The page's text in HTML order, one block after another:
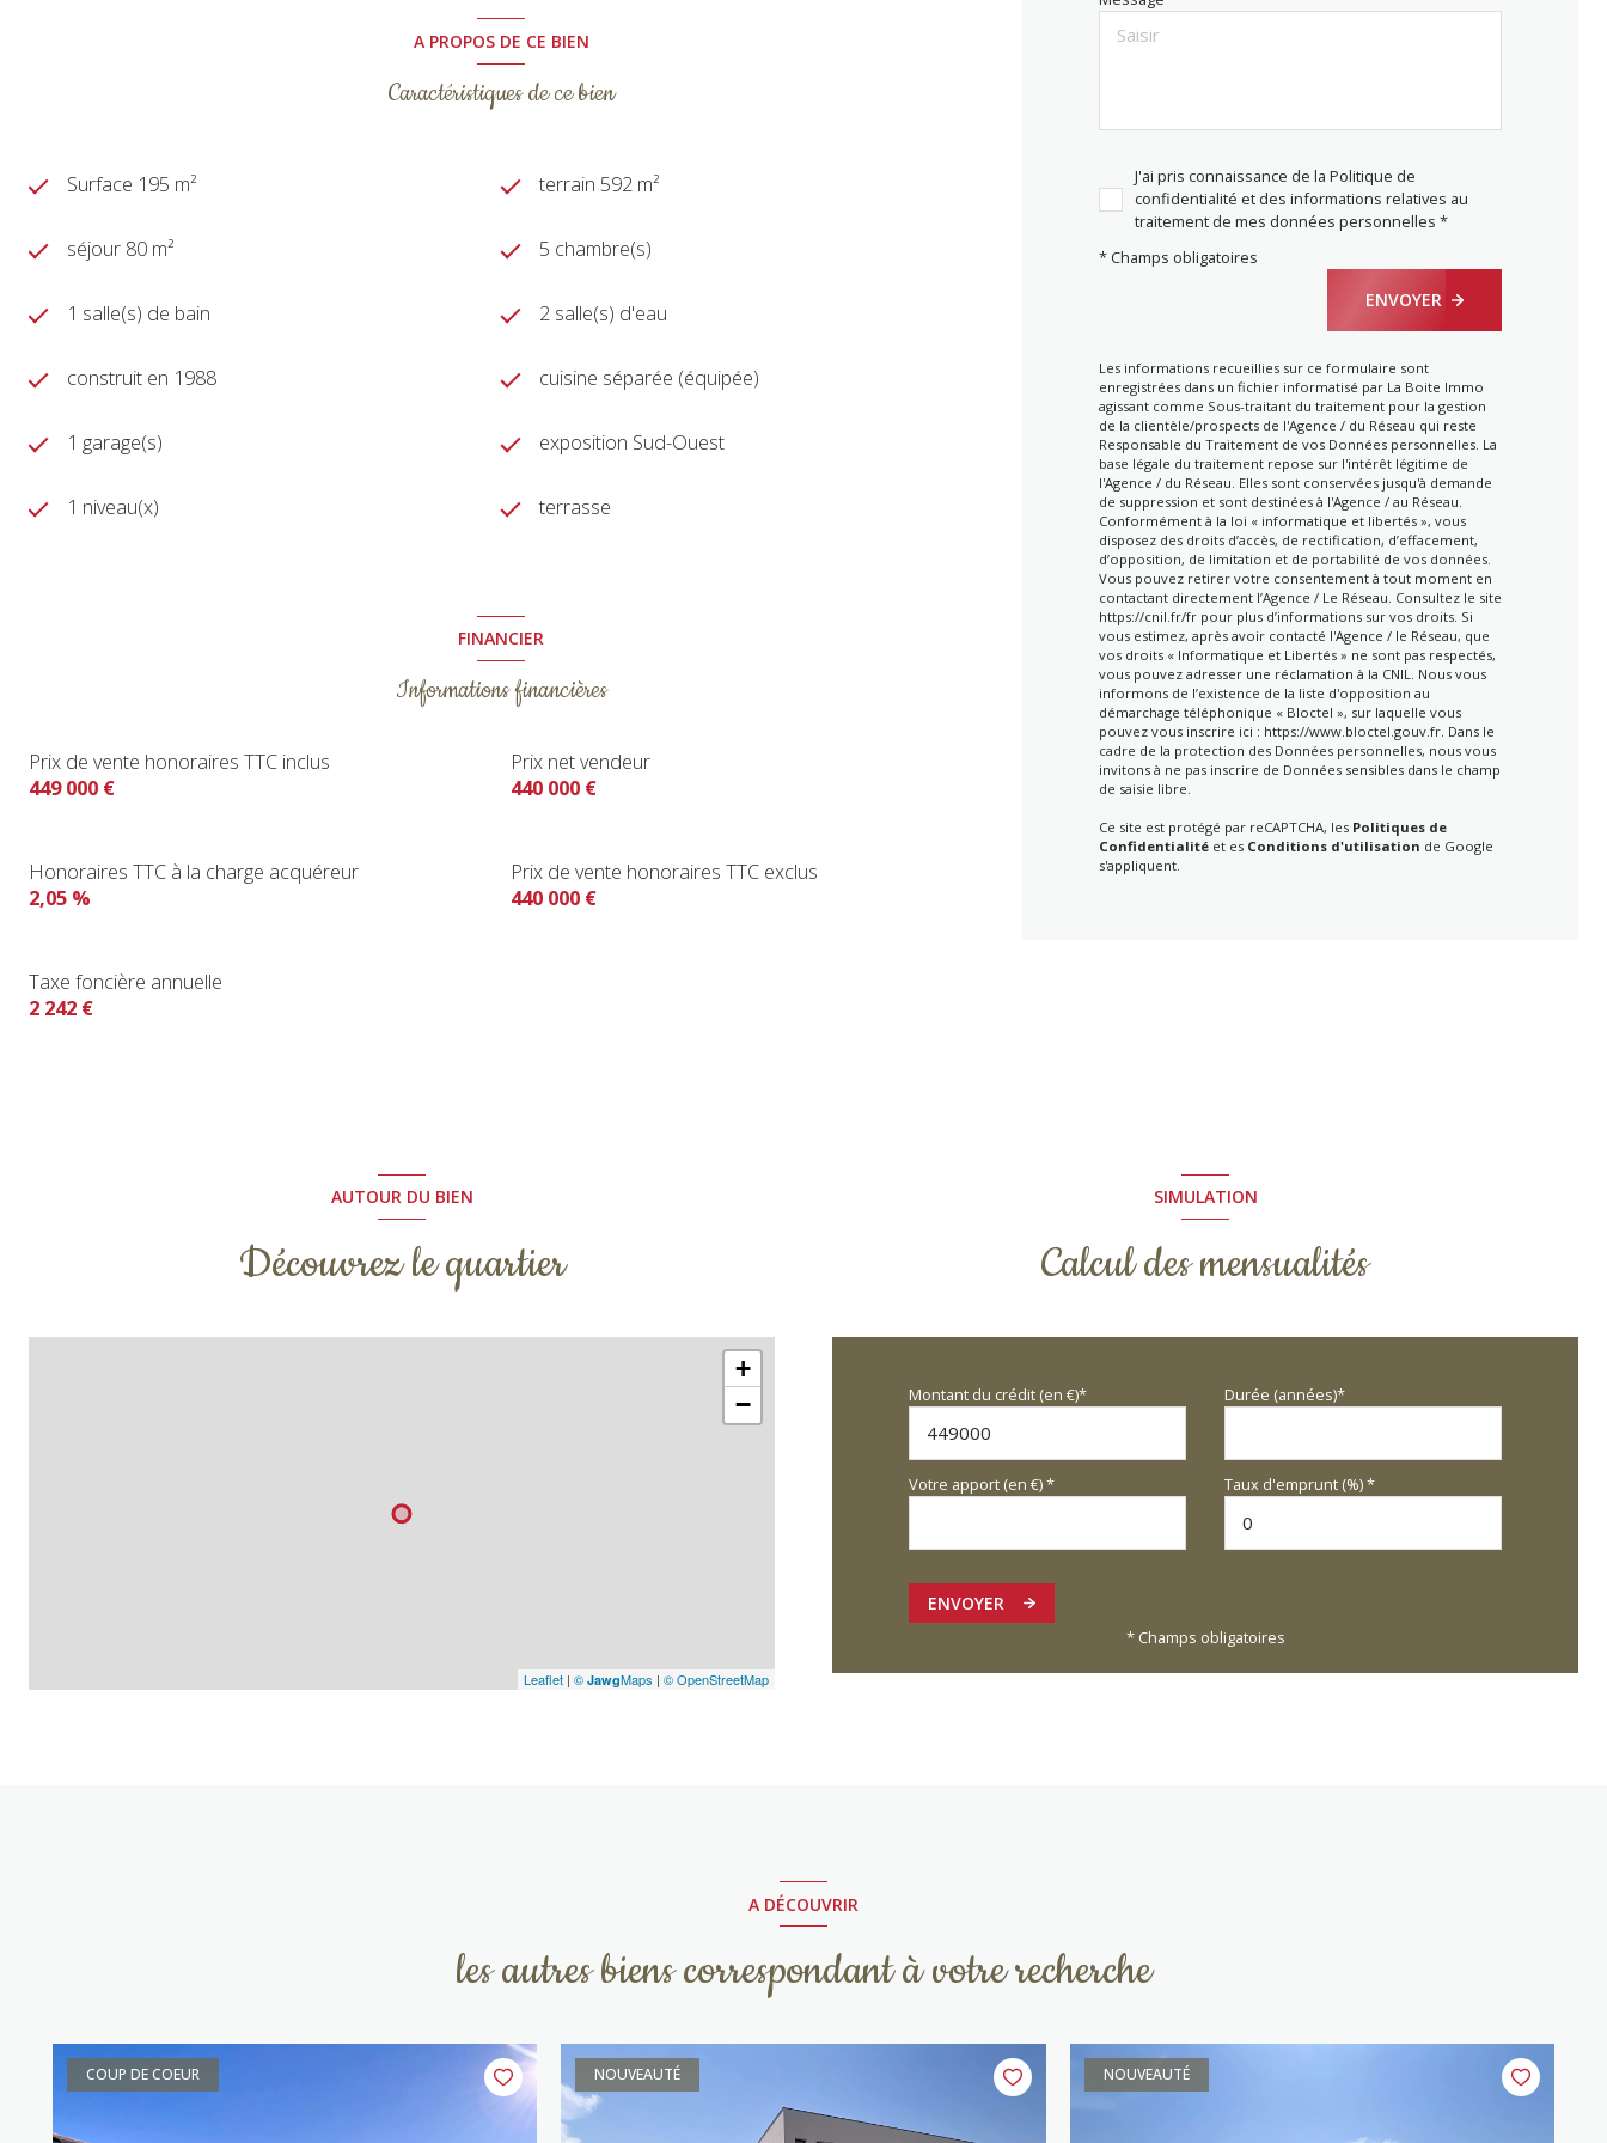
A PROPOS DE CE BIEN
Caractéristiques de ce bien
Surface 195 m² terrain 592 m²
séjour 80 m² 5 chambre(s)
1 salle(s) de bain 2 salle(s) d'eau
construit en 1988 cuisine séparée (équipée)
1 garage(s) exposition Sud-Ouest
1 niveau(x) terrasse
FINANCIER
Informations financières
Prix de vente honoraires TTC inclus
449 000 €
Prix net vendeur
440 000 €
Prix de vente honoraires TTC exclus
440 000 €
Honoraires TTC à la charge acquéreur
2,05 %
Taxe foncière annuelle
2 242 €
J'ai pris connaissance de la Politique de
confidentialité et des informations relatives au
traitement de mes données personnelles *
* Champs obligatoires
ENVOYER
Les informations recueillies sur ce formulaire sont
enregistrées dans un fichier informatisé par La Boite Immo
agissant comme Sous-traitant du traitement pour la gestion
de la clientèle/prospects de l'Agence / du Réseau qui reste
Responsable du Traitement de vos Données personnelles. La
base légale du traitement repose sur l'intérêt légitime de
l'Agence / du Réseau. Elles sont conservées jusqu'à demande
de suppression et sont destinées à l'Agence / au Réseau.
Conformément à la loi « informatique et libertés », vous
disposez des droits d’accès, de rectification, d’effacement,
d’opposition, de limitation et de portabilité de vos données.
Vous pouvez retirer votre consentement à tout moment en
contactant directement l’Agence / Le Réseau. Consultez le site
https://cnil.fr/frpour plus d’informations sur vos droits. Si
vous estimez, après avoir contacté l'Agence / le Réseau, que
vos droits « Informatique et Libertés » ne sont pas respectés,
vous pouvez adresser une réclamation à la CNIL. Nous vous
informons de l’existence de la liste d'opposition au
démarchage téléphonique « Bloctel », sur laquelle vous
pouvez vous inscrire ici : https://www.bloctel.gouv.fr. Dans le
cadre de la protection des Données personnelles, nous vous
invitons à ne pas inscrire de Données sensibles dans le champ
de saisie libre.
Ce site est protégé par reCAPTCHA, les Politiques de
Confidentialitéet es Conditions d'utilisation de Google
s'appliquent.
AUTOUR DU BIEN
Découvrez le quartier
+
−
Leaflet | © JawgMaps | © OpenStreetMap
SIMULATION
Calcul des mensualités
Montant du crédit (en €)* Durée (années)*
Votre apport (en €) * Taux d'emprunt (%) *
ENVOYER
* Champs obligatoires
A DÉCOUVRIR
les autres biens correspondant à votre recherche
COUP DE COEUR NOUVEAUTÉ NOUVEAUTÉ